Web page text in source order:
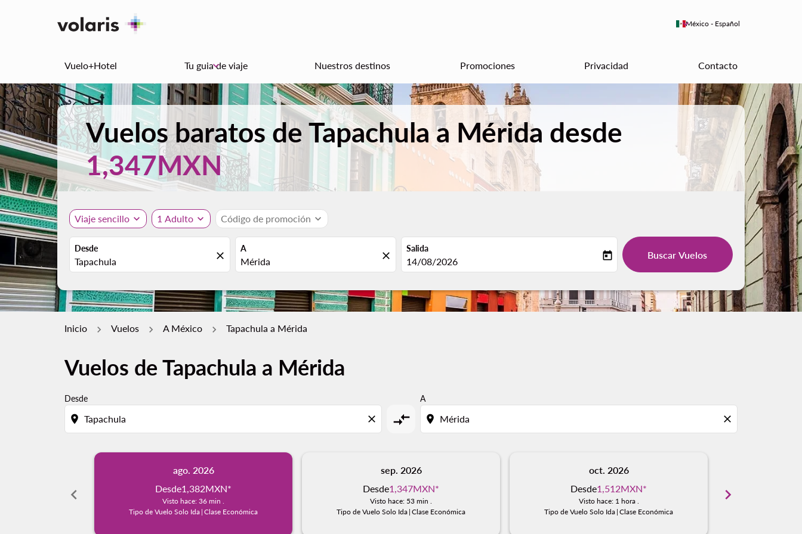
México - Español
keyboard_arrow_down
Vuelo+Hotel Tu guia de viaje
keyboard_arrow_down Nuestros destinos Promociones Privacidad Contacto
Vuelos baratos de Tapachula a Mérida desde
1,347MXN
Viaje sencillo expand_more 1 Adulto expand_more Código de promoción expand_more
Desde
close
A
close
Salida
fc-booking-departure-date-aria-label
14/08/2026 today Buscar Vuelos
Inicio Vuelos A México Tapachula a Mérida
Vuelos de Tapachula a Mérida
Desde
location_on close compare_arrows
A
location_on close
chevron_left
ago. 2026
Desde1,382MXN*
Visto hace: 36 min .
Tipo de Vuelo Solo Ida | Clase Económica
sep. 2026
Desde1,347MXN*
Visto hace: 53 min .
Tipo de Vuelo Solo Ida | Clase Económica
oct. 2026
Desde1,512MXN*
Visto hace: 1 hora .
Tipo de Vuelo Solo Ida | Clase Económica
chevron_right